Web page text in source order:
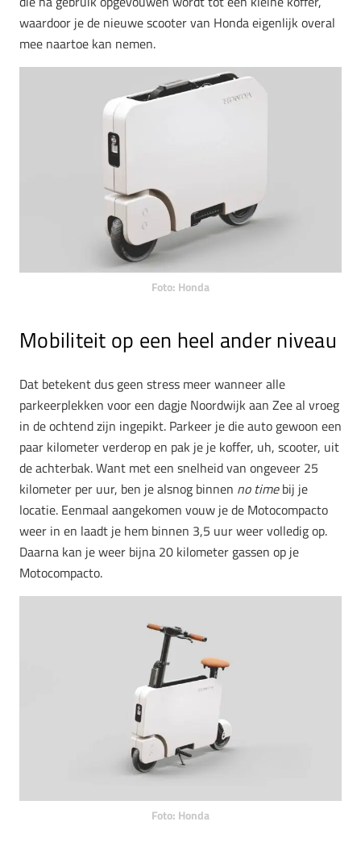
waardoor je de nieuwe scooter van Honda eigenlijk overal
mee naartoe kan nemen.
Foto: Honda
Mobiliteit op een heel ander niveau
Dat betekent dus geen stress meer wanneer alle
parkeerplekken voor een dagje Noordwijk aan Zee al vroeg
in de ochtend zijn ingepikt. Parkeer je die auto gewoon een
paar kilometer verderop en pak je je koffer, uh, scooter, uit
de achterbak. Want met een snelheid van ongeveer 25
kilometer per uur, ben je alsnog binnen no timebij je
locatie. Eenmaal aangekomen vouw je de Motocompacto
weer in en laadt je hem binnen 3,5 uur weer volledig op.
Daarna kan je weer bijna 20 kilometer gassen op je
Motocompacto.
Foto: Honda